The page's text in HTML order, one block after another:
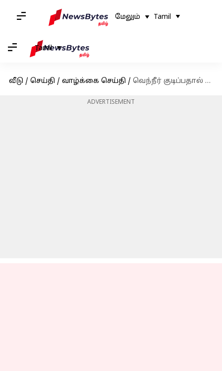
மேலும் Tamil
Tamil
வீடு / செய்தி / வாழ்க்கை செய்தி / வெந்நீர் குடிப்பதால் கிடைக்கும் உடலில் ஏற்படும் நன்மைகளின் பட்டியல்
ADVERTISEMENT